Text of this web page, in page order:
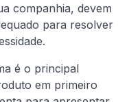
companhia, devem
para resolver
é o principal
em primeiro